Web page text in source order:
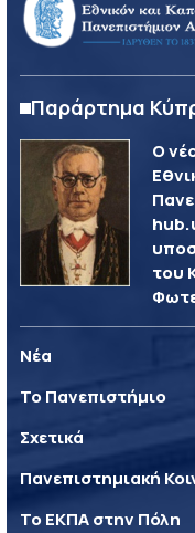
Παράρτημα
Ο
του
Νέα
Το Πανεπιστήμιο
Σχετικά
Πανεπιστημιακή
Το ΕΚΠΑ στην Πόλη